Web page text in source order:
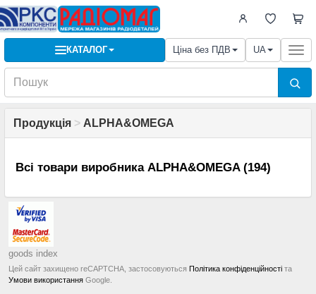
КАТАЛОГ Ціна без ПДВ UA
Продукція > ALPHA&OMEGA
Всі товари виробника ALPHA&OMEGA (194)
goods index
Цей сайт захищено reCAPTCHA, застосовуються Політика конфіденційності та
Умови використання Google.